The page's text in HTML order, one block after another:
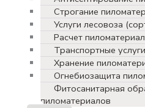
Строгание
Услуги лесовоза
Расчет
Транспортные услуги
Хранение
Огнебиозащита
Фитосанитарная
пиломатериалов